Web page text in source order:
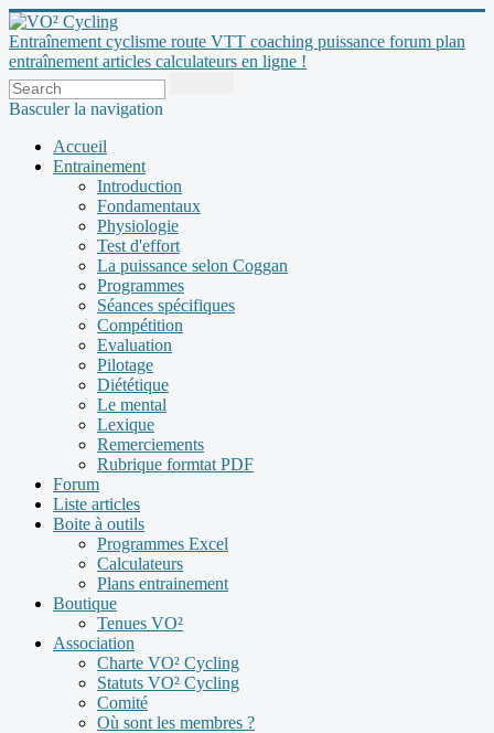
Entraînement cyclisme route VTT coaching puissance forum plan
entraînement articles calculateurs en ligne !
Basculer la navigation
Accueil
Entrainement
Introduction
Fondamentaux
Physiologie
Test d'effort
La puissance selon Coggan
Programmes
Séances spécifiques
Compétition
Evaluation
Pilotage
Diététique
Le mental
Lexique
Remerciements
Rubrique formtat PDF
Forum
Liste articles
Boite à outils
Programmes Excel
Calculateurs
Plans entrainement
Boutique
Tenues VO²
Association
Charte VO² Cycling
Statuts VO² Cycling
Comité
Où sont les membres ?